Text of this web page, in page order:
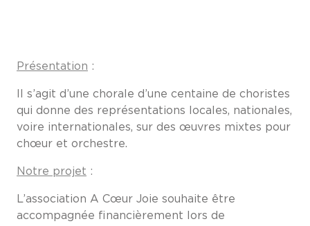
Présentation :
Il s’agit d’une chorale d’une centaine de choristes
qui donne des représentations locales, nationales,
voire internationales, sur des œuvres mixtes pour
chœur et orchestre.
Notre projet :
L’association A Cœur Joie souhaite être
accompagnée financièrement lors de